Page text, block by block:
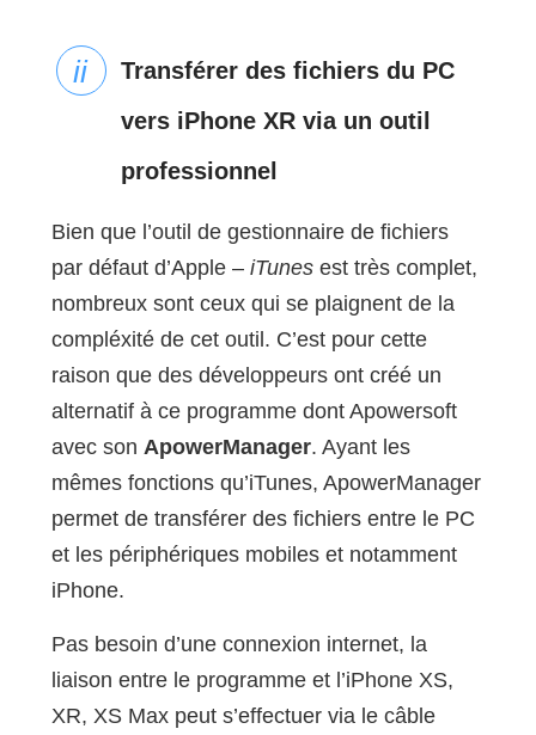
Transférer des fichiers du PC
vers iPhone XR via un outil
professionnel
Bien que l’outil de gestionnaire de fichiers
par défaut d’Apple – iTunesest très complet,
nombreux sont ceux qui se plaignent de la
compléxité de cet outil. C’est pour cette
raison que des développeurs ont créé un
alternatif à ce programme dont Apowersoft
avec son ApowerManager. Ayant les
mêmes fonctions qu’iTunes, ApowerManager
permet de transférer des fichiers entre le PC
et les périphériques mobiles et notamment
iPhone.
Pas besoin d’une connexion internet, la
liaison entre le programme et l’iPhone XS,
XR, XS Max peut s’effectuer via le câble